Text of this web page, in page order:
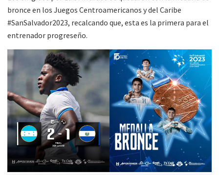
bronce en los Juegos Centroamericanos y del Caribe
#SanSalvador2023, recalcando que, esta es la primera para el
entrenador progreseño.